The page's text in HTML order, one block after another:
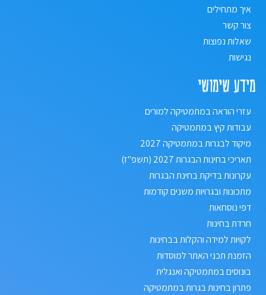
איך מתחילים
צור קשר
שאלות נפוצות
נגישות
מידע שימושי
עזרי הוראה במתמטיקה למורים
עבודות קיץ במתמטיקה
מיקוד לבגרות במתמטיקה 2027
תאריכי בחינות הבגרות 2027 (תשפ"ז)
עקרונות בדיקת בחינת הבגרות
מתכונות ובגרויות משנים קודמות
דפי נוסחאות
חרדת בחינות
לקויות למידה והקלות בבחינות
הזמנת תכני האתר למוסדות
בונוסים במתמטיקה ואנגלית
פתרון בחינות בגרות במתמטיקה